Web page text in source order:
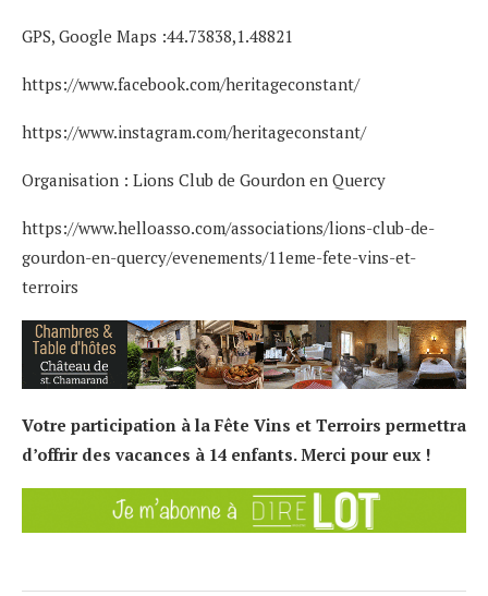
GPS, Google Maps :44.73838,1.48821
https://www.facebook.com/heritageconstant/
https://www.instagram.com/heritageconstant/
Organisation : Lions Club de Gourdon en Quercy
https://www.helloasso.com/associations/lions-club-de-
gourdon-en-quercy/evenements/11eme-fete-vins-et-
terroirs
Votre participation à la Fête Vins et Terroirs permettra
d’offrir des vacances à 14 enfants. Merci pour eux !